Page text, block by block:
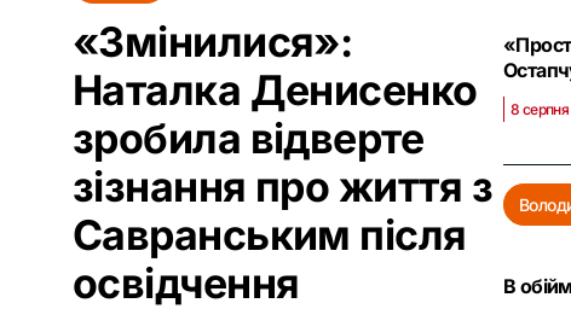
«Змінилися»:
Наталка Денисенко
зробила відверте
зізнання про життя з
Савранським після
освідчення
8
В